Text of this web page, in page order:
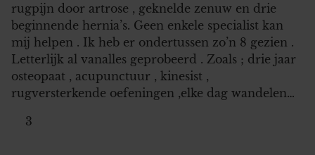
rugpijn door artrose , geknelde zenuw en drie
beginnende hernia’s. Geen enkele specialist kan
mij helpen . Ik heb er ondertussen zo’n 8 gezien .
Letterlijk al vanalles geprobeerd . Zoals ; drie jaar
osteopaat , acupunctuur , kinesist ,
rugversterkende oefeningen ,elke dag wandelen…
3